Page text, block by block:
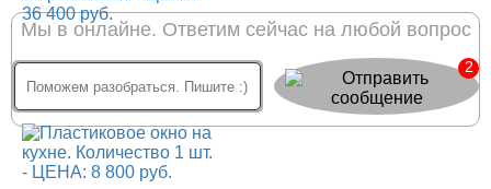
Мы в онлайне. Ответим сейчас на любой вопрос
2